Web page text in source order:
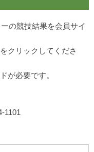
の競技結果を会員サイ
クリックしてくださ
が必要です。
1101